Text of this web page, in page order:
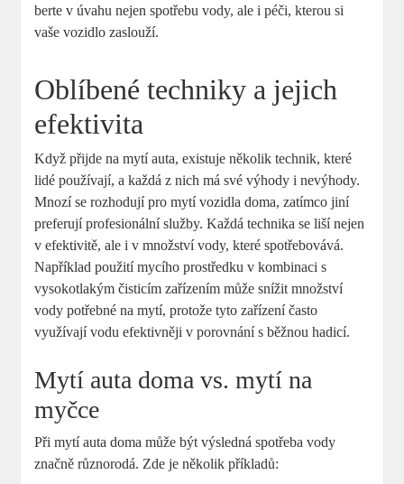
berte v úvahu nejen spotřebu vody, ale i péči, kterou si
vaše vozidlo zaslouží.
Oblíbené techniky a jejich
efektivita
Když přijde na mytí auta, existuje několik technik, které
lidé používají, a každá z nich má své výhody i nevýhody.
Mnozí se rozhodují pro mytí vozidla doma, zatímco jiní
preferují profesionální služby. Každá technika se liší nejen
v efektivitě, ale i v množství vody, které spotřebovává.
Například použití mycího prostředku v kombinaci s
vysokotlakým čisticím zařízením může snížit množství
vody potřebné na mytí, protože tyto zařízení často
využívají vodu efektivněji v porovnání s běžnou hadicí.
Mytí auta doma vs. mytí na
myčce
Při mytí auta doma může být výsledná spotřeba vody
značně různorodá. Zde je několik příkladů: